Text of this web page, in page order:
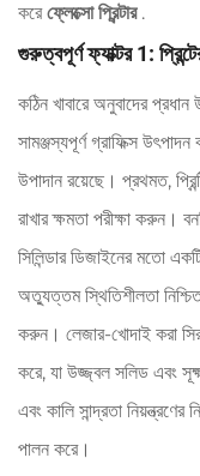
করেফ্লেক্সো প্রিন্টার .
গুরুত্বপূর্ণ ফ্যাক্টর 1:
কঠিন খাবারে অনুবাদের প্রধান
সামঞ্জস্যপূর্ণ গ্রাফিক্স
উপাদান রয়েছে। প্রথমত,
রাখার ক্ষমতা পরীক্ষা করুন।
সিলিন্ডার ডিজাইনের মতো
অত্যুত্তম স্থিতিশীলতা
করুন। লেজার-খোদাই করা
করে, যা উজ্জ্বল সলিড এবং
এবং কালি সান্দ্রতা
পালন করে।